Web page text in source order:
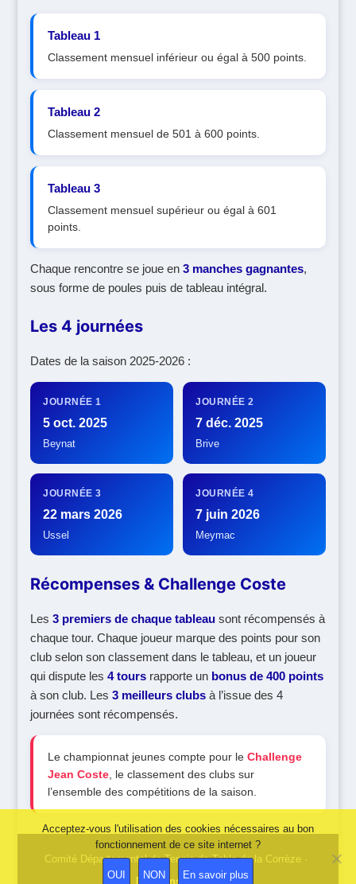
Tableau 1
Classement mensuel inférieur ou égal à 500 points.
Tableau 2
Classement mensuel de 501 à 600 points.
Tableau 3
Classement mensuel supérieur ou égal à 601
points.
Chaque rencontre se joue en3 manches gagnantes,
sous forme de poules puis de tableau intégral.
Les 4 journées
Dates de la saison 2025-2026 :
JOURNÉE 1
5 oct. 2025
Beynat
JOURNÉE 2
7 déc. 2025
Brive
JOURNÉE 3
22 mars 2026
Ussel
JOURNÉE 4
7 juin 2026
Meymac
Récompenses & Challenge Coste
Les3 premiers de chaque tableau sont récompensés à
chaque tour. Chaque joueur marque des points pour son
club selon son classement dans le tableau, et un joueur
qui dispute les4 tours rapporte un bonus de 400 points
à son club. Les3 meilleurs clubs à l’issue des 4
journées sont récompensés.
Le championnat jeunes compte pour leChallenge
Jean Coste , le classement des clubs sur
l’ensemble des compétitions de la saison.
Mentions légales
Acceptez-vous l'utilisation des cookies nécessaires au bon
fonctionnement de ce site internet ?
OUI NON En savoir plus